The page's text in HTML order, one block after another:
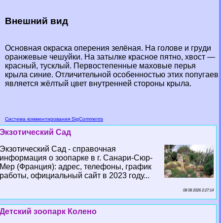
Внешний вид
Основная окраска оперения зелёная. На голове и гpyди
оранжевые чешуйки. На затылке красное пятно, хвост —
красный, тусклый. Первостепенные маховые перья
крыла синие. Отличительной особенностью этих попугаев
является жёлтый цвет внутренней стороны крыла.
Система комментирования SigComments
Экзотический Сад
Экзотический Сад - справочная
информация о зоопарке в г. Санари-Сюр-
Мер (Франция): адрес, телефоны, график
работы, официальный сайт в 2023 году...
08 08 2026 2:27:14
Детский зоопарк Колено